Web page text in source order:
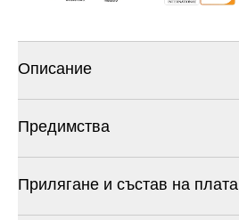
Описание
Предимства
Прилягане и състав на плата